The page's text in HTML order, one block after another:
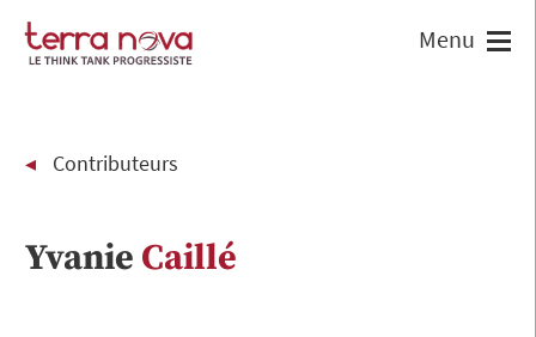
Contributeurs
Yvanie Caillé